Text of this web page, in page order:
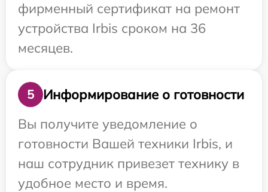
фирменный сертификат на ремонт
устройства Irbis сроком на 36
месяцев.
5
Информирование о готовности
Вы получите уведомление о
готовности Вашей техники Irbis, и
наш сотрудник привезет технику в
удобное место и время.